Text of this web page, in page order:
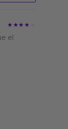
★★★★★
★★★★★
el